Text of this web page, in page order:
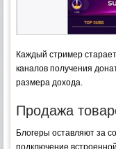
Каждый стример
каналов получения
размера дохода.
Продажа
Блогеры оставляют за
подключение